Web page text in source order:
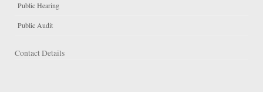
Public Hearing
Public Audit
Contact Details